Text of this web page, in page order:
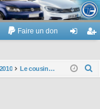
Touran
Faire un don
ne nr
Le cousin : Seat Alhambra